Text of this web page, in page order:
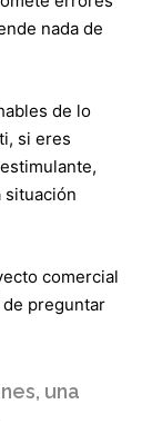
nada de
de lo
si eres
situación
comercial
preguntar
una